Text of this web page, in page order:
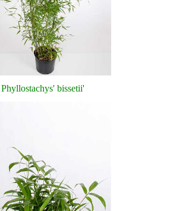
Phyllostachys' bissetii'